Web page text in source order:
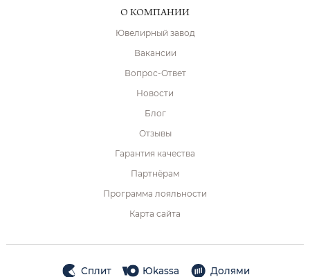
О КОМПАНИИ
Ювелирный завод
Вакансии
Вопрос-Ответ
Новости
Блог
Отзывы
Гарантия качества
Партнёрам
Программа лояльности
Карта сайта
Сплит Юkassa Долями